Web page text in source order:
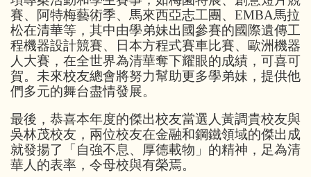
賽、阿特梅藝術季、馬來西亞志工團、EMBA馬拉
松在清華等，其中由學弟妹出國參賽的國際遺傳工
程機器設計競賽、日本方程式賽車比賽、歐洲機器
人大賽，在全世界為清華奪下耀眼的成績，可喜可
賀。未來校友總會將努力幫助更多學弟妹，提供他
們多元的舞台盡情發展。
最後，恭喜本年度的傑出校友當選人黃調貴校友與
吳林茂校友，兩位校友在金融和鋼鐵領域的傑出成
就發揚了「自強不息、厚德載物」的精神，足為清
華人的表率，令母校與有榮焉。